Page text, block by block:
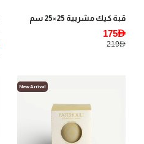
قبة كيك مشربية 25×25 سم
175AED
219AED
New Arrival